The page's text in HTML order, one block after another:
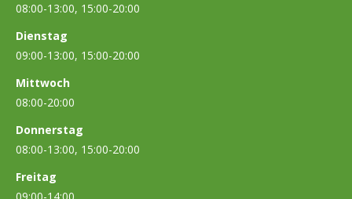
08:00-13:00, 15:00-20:00
Dienstag
09:00-13:00, 15:00-20:00
Mittwoch
08:00-20:00
Donnerstag
08:00-13:00, 15:00-20:00
Freitag